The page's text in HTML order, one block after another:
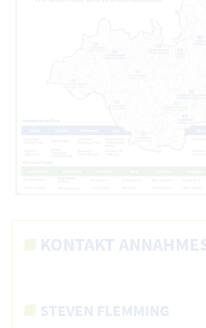
KONTAKT
STEVEN FLEMMING